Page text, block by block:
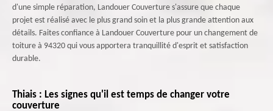
d'une simple réparation, Landouer Couverture s'assure que chaque
projet est réalisé avec le plus grand soin et la plus grande attention aux
détails. Faites confiance à Landouer Couverture pour un changement de
toiture à 94320 qui vous apportera tranquillité d'esprit et satisfaction
durable.
Thiais : Les signes qu'il est temps de changer votre
couverture